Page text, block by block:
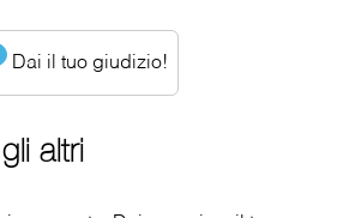
Dai il tuo giudizio!
altri